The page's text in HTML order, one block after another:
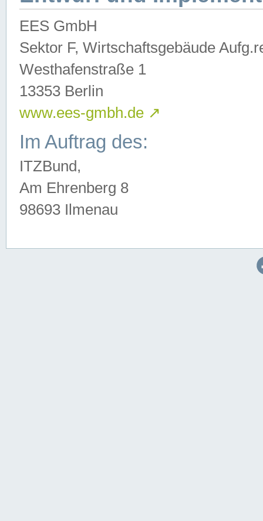
EES GmbH
Sektor F, Wirtschaftsgebäude
Westhafenstraße 1
13353 Berlin
www.ees-gmbh.de ↗
Im Auftrag des:
ITZBund,
Am Ehrenberg 8
98693 Ilmenau